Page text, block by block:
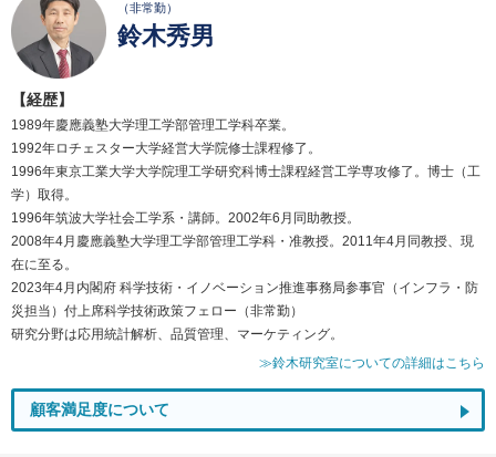
（非常勤）
鈴木秀男
【経歴】
1989年慶應義塾大学理工学部管理工学科卒業。
1992年ロチェスター大学経営大学院修士課程修了。
1996年東京工業大学大学院理工学研究科博士課程経営工学専攻修了。博士（工
学）取得。
1996年筑波大学社会工学系・講師。2002年6月同助教授。
2008年4月慶應義塾大学理工学部管理工学科・准教授。2011年4月同教授、現
在に至る。
2023年4月内閣府 科学技術・イノベーション推進事務局参事官（インフラ・防
災担当）付上席科学技術政策フェロー（非常勤）
研究分野は応用統計解析、品質管理、マーケティング。
≫鈴木研究室についての詳細はこちら
顧客満足度について